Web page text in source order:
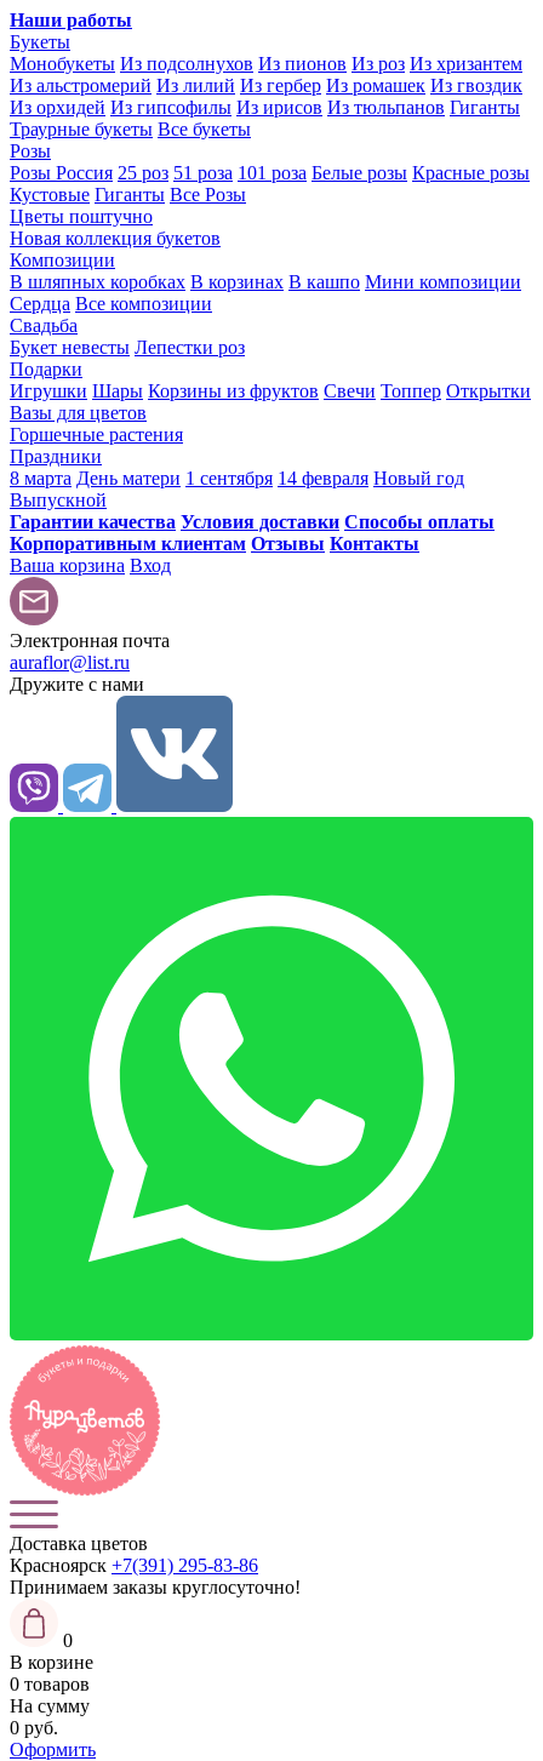
Наши работы
Букеты
Монобукеты Из подсолнухов Из пионов Из роз Из хризантем
Из альстромерий Из лилий Из гербер Из ромашек Из гвоздик
Из орхидей Из гипсофилы Из ирисов Из тюльпанов Гиганты
Траурные букеты Все букеты
Розы
Розы Россия 25 роз 51 роза 101 роза Белые розы Красные розы
Кустовые Гиганты Все Розы
Цветы поштучно
Новая коллекция букетов
Композиции
В шляпных коробках В корзинах В кашпо Мини композиции
Сердца Все композиции
Свадьба
Букет невесты Лепестки роз
Подарки
Игрушки Шары Корзины из фруктов Свечи Топпер Открытки
Вазы для цветов
Горшечные растения
Праздники
8 марта День матери 1 сентября 14 февраля Новый год
Выпускной
Гарантии качества Условия доставки Способы оплаты
Корпоративным клиентам Отзывы Контакты
Ваша корзина Вход
Электронная почта
auraflor@list.ru
Дружите с нами
Доставка цветов
Красноярск +7(391) 295-83-86
Принимаем заказы круглосуточно!
0
В корзине
0 товаров
На сумму
0 руб.
Оформить